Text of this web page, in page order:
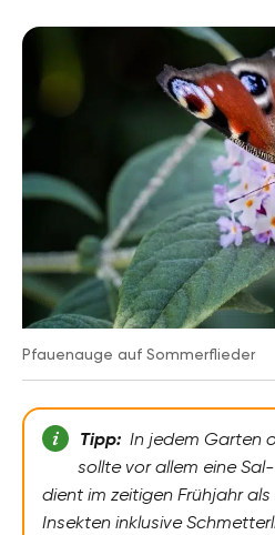
Pfauenauge auf Sommerflieder
Tipp: In jedem Garten
sollte vor allem eine
dient im zeitigen Frühjahr
Insekten inklusive